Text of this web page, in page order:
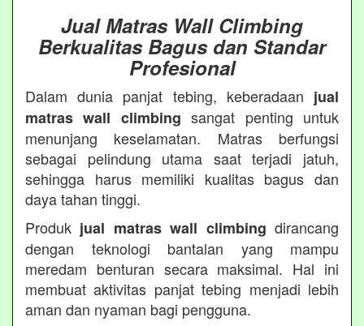
Jual Matras Wall Climbing
Berkualitas Bagus dan Standar
Profesional
Dalam dunia panjat tebing, keberadaan jual
matras wall climbing sangat penting untuk
menunjang keselamatan. Matras berfungsi
sebagai pelindung utama saat terjadi jatuh,
sehingga harus memiliki kualitas bagus dan
daya tahan tinggi.
Produk jual matras wall climbing dirancang
dengan teknologi bantalan yang mampu
meredam benturan secara maksimal. Hal ini
membuat aktivitas panjat tebing menjadi lebih
aman dan nyaman bagi pengguna.